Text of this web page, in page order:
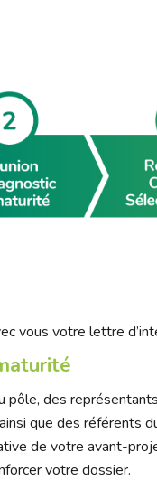
vous votre lettre
des
que des référents
de votre avant-
votre dossier.